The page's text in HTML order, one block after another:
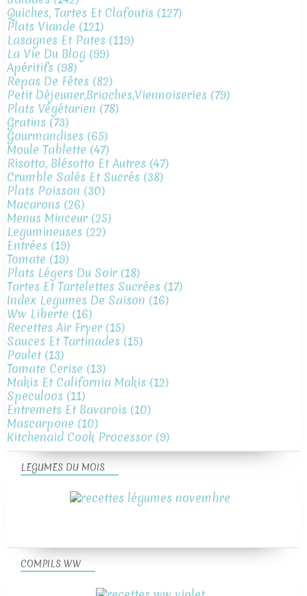
Quiches, Tartes Et Clafoutis (127)
Plats Viande (121)
Lasagnes Et Pates (119)
La Vie Du Blog (99)
Apéritifs (98)
Repas De Fêtes (82)
Petit Déjeuner,brioches,viennoiseries (79)
Plats Végétarien (78)
Gratins (73)
Gourmandises (65)
Moule Tablette (47)
Risotto, Blésotto Et Autres (47)
Crumble Salés Et Sucrés (38)
Plats Poisson (30)
Macarons (26)
Menus Minceur (25)
Legumineuses (22)
Entrées (19)
Tomate (19)
Plats Légers Du Soir (18)
Tartes Et Tartelettes Sucrées (17)
Index Legumes De Saison (16)
Ww Liberte (16)
Recettes Air Fryer (15)
Sauces Et Tartinades (15)
Poulet(13)
Tomate Cerise (13)
Makis Et California Makis (12)
Speculoos (11)
Entremets Et Bavarois (10)
Mascarpone (10)
Kitchenaid Cook Processor (9)
LEGUMES DU MOIS
COMPILS WW